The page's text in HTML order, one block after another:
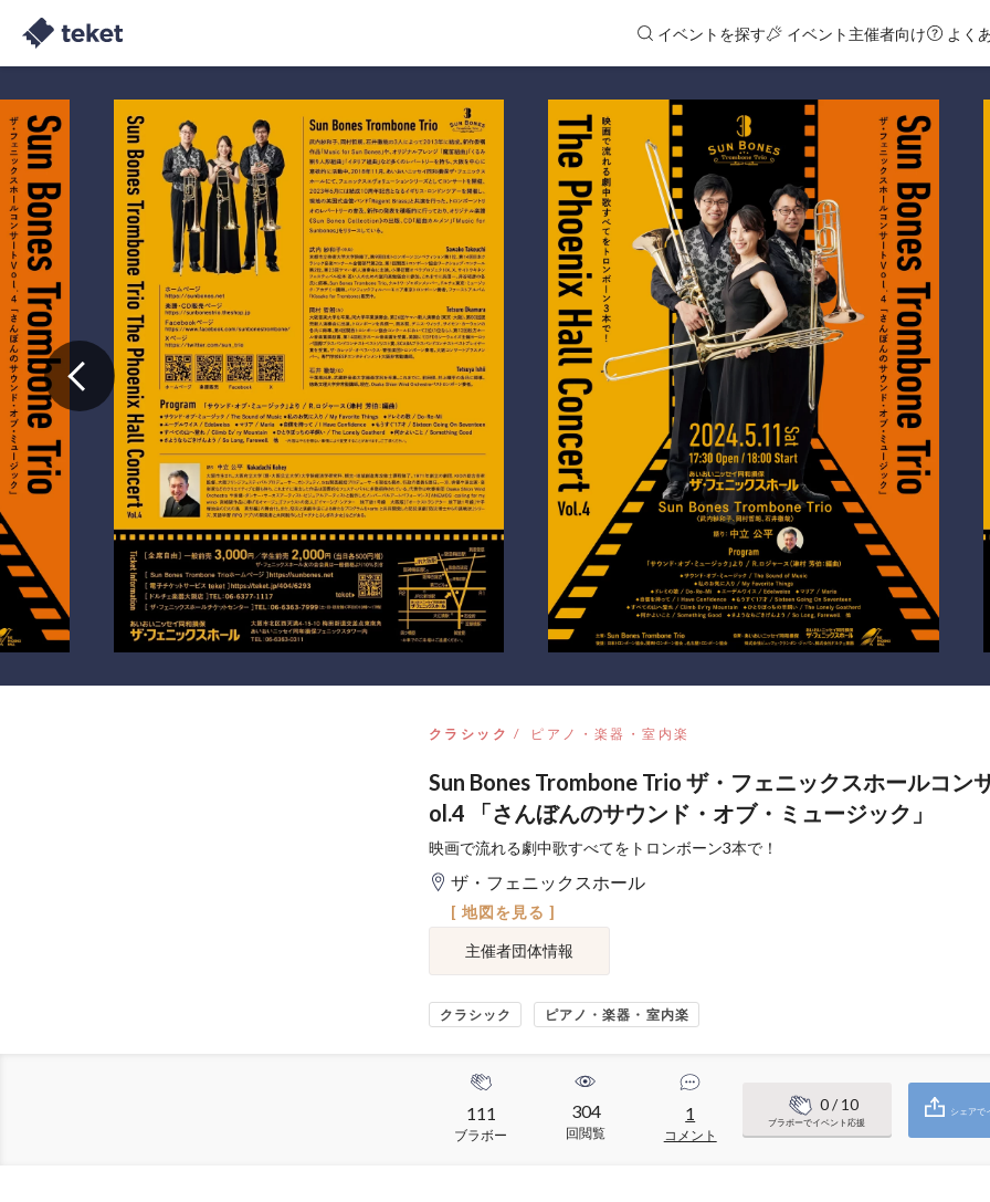
イベントを探す イベント主催者向け よく
クラシック ピアノ・楽器・室内楽
Sun Bones Trombone Trio ザ・フェニックスホールコン
ol.4 「さんぼんのサウンド・オブ・ミュージック」
映画で流れる劇中歌すべてをトロンボーン3本で！
ザ・フェニックスホール
[ 地図を見る ]
主催者団体情報
クラシック ピアノ・楽器・室内楽
111
ブラボー
304
回閲覧
1
コメント
0/ 10
ブラボーでイベント応援
シェアで